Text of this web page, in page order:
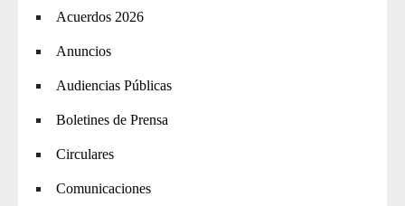
Acuerdos 2026
Anuncios
Audiencias Públicas
Boletines de Prensa
Circulares
Comunicaciones